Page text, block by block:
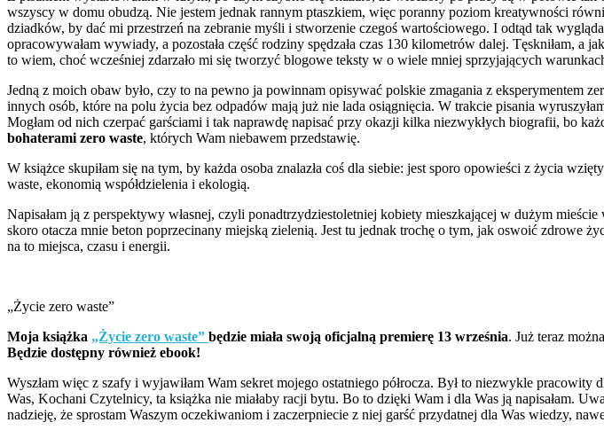
wszyscy w domu obudzą. Nie jestem jednak rannym ptaszkiem, więc poranny poziom kreatywności
dziadków, by dać mi przestrzeń na zebranie myśli i stworzenie czegoś wartościowego. I odtąd tak
opracowywałam wywiady, a pozostała część rodziny spędzała czas 130 kilometrów dalej. Tęskniłam, a
to wiem, choć wcześniej zdarzało mi się tworzyć blogowe teksty w o wiele mniej sprzyjających
Jedną z moich obaw było, czy to na pewno ja powinnam opisywać polskie zmagania z eksperymentem
innych osób, które na polu życia bez odpadów mają już nie lada osiągnięcia. W trakcie pisania
Mogłam od nich czerpać garściami i tak naprawdę napisać przy okazji kilka niezwykłych biografii, bo
bohaterami zero waste, których Wam niebawem przedstawię.
W książce skupiłam się na tym, by każda osoba znalazła coś dla siebie: jest sporo opowieści z życia
waste, ekonomią współdzielenia i ekologią.
Napisałam ją z perspektywy własnej, czyli ponadtrzydziestoletniej kobiety mieszkającej w dużym
skoro otacza mnie beton poprzecinany miejską zielenią. Jest tu jednak trochę o tym, jak oswoić zdrowe
na to miejsca, czasu i energii.
„Życie zero waste”
Moja książka „Życie zero waste” będzie miała swoją oficjalną premierę 13 września. Już teraz
Będzie dostępny również ebook!
Wyszłam więc z szafy i wyjawiłam Wam sekret mojego ostatniego półrocza. Był to niezwykle
Was, Kochani Czytelnicy, ta książka nie miałaby racji bytu. Bo to dzięki Wam i dla Was ją napisałam.
nadzieję, że sprostam Waszym oczekiwaniom i zaczerpniecie z niej garść przydatnej dla Was wiedzy,